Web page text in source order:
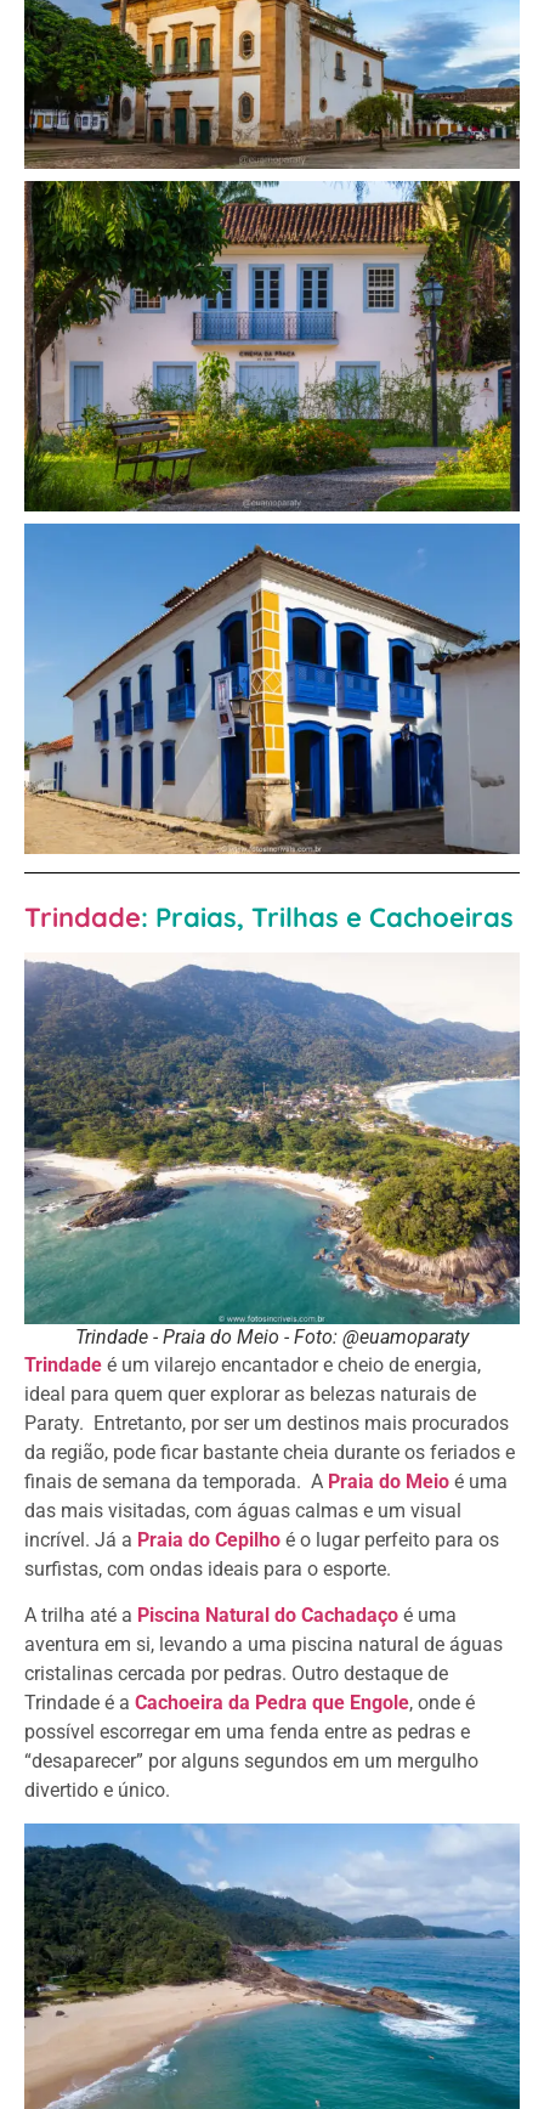
Trindade: Praias, Trilhas e Cachoeiras
Trindade - Praia do Meio - Foto: @euamoparaty
Trindade é um vilarejo encantador e cheio de energia,
ideal para quem quer explorar as belezas naturais de
Paraty. Entretanto, por ser um destinos mais procurados
da região, pode ficar bastante cheia durante os feriados e
finais de semana da temporada. A Praia do Meio é uma
das mais visitadas, com águas calmas e um visual
incrível. Já a Praia do Cepilho é o lugar perfeito para os
surfistas, com ondas ideais para o esporte.
A trilha até a Piscina Natural do Cachadaço é uma
aventura em si, levando a uma piscina natural de águas
cristalinas cercada por pedras. Outro destaque de
Trindade é a Cachoeira da Pedra que Engole, onde é
possível escorregar em uma fenda entre as pedras e
“desaparecer” por alguns segundos em um mergulho
divertido e único.